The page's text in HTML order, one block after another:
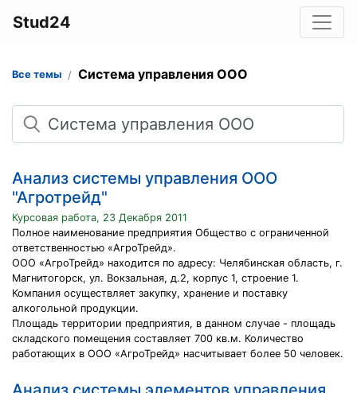
Stud24
Все темы Система управления ООО
Поиск
Анализ системы управления ООО
"Агротрейд"
Курсовая работа, 23 Декабря 2011
Полное наименование предприятия Общество с ограниченной
ответственностью «АгроТрейд».
ООО «АгроТрейд» находится по адресу: Челябинская область, г.
Магнитогорск, ул. Вокзальная, д.2, корпус 1, строение 1.
Компания осуществляет закупку, хранение и поставку
алкогольной продукции.
Площадь территории предприятия, в данном случае - площадь
складского помещения составляет 700 кв.м. Количество
работающих в ООО «АгроТрейд» насчитывает более 50 человек.